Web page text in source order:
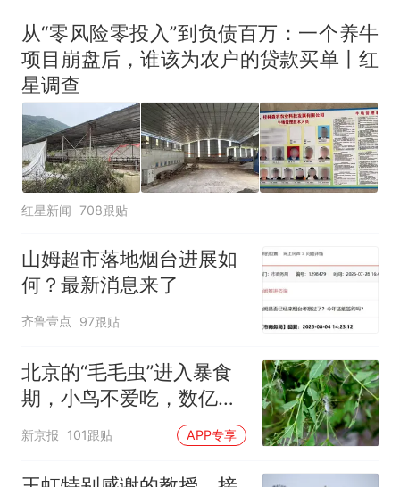
改签但没兑现
从“零风险零投入”到负债百万：一个养牛
项目崩盘后，谁该为农户的贷款买单丨红
星调查
红星新闻 708跟贴
山姆超市落地烟台进展如
何？最新消息来了
齐鲁壹点 97跟贴
北京的“毛毛虫”进入暴食
期，小鸟不爱吃，数亿头
小蜂迎战
新京报 101跟贴 APP专享